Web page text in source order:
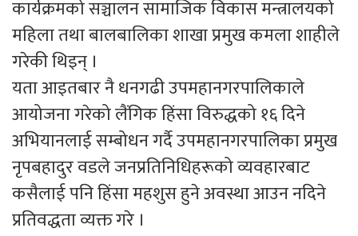
कार्यक्रमको सञ्चालन सामाजिक विकास मन्त्रालयको
महिला तथा बालबालिका शाखा प्रमुख कमला शाहीले
गरेकी थिइन् ।
यता आइतबार नै धनगढी उपमहानगरपालिकाले
आयोजना गरेको लैंगिक हिंसा विरुद्धको १६ दिने
अभियानलाई सम्बोधन गर्दै उपमहानगरपालिका प्रमुख
नृपबहादुर वडले जनप्रतिनिधिहरूको व्यवहारबाट
कसैलाई पनि हिंसा महशुस हुने अवस्था आउन नदिने
प्रतिवद्धता व्यक्त गरे ।